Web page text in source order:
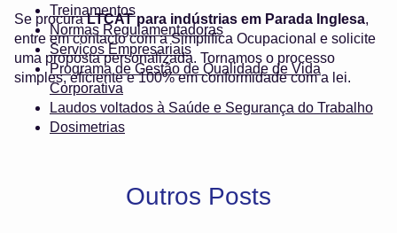
Treinamentos
Normas Regulamentadoras
Serviços Empresariais
Programa de Gestão de Qualidade de Vida
Corporativa
Laudos voltados à Saúde e Segurança do Trabalho
Dosimetrias
Se procuraLTCAT para indústrias em Parada Inglesa,
entre em contacto com a Simplifica Ocupacional e solicite
uma proposta personalizada. Tornamos o processo
simples, eficiente e 100% em conformidade com a lei.
Outros Posts